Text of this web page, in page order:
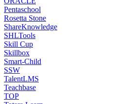
Pentaschool
Rosetta Stone
ShareKnowledge
SHLTools
Skill Cup
Skillbox
Smart-Child
SSW
TalentLMS
Teachbase
TOP